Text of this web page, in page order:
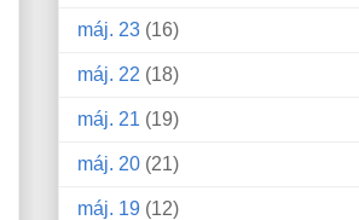
máj. 23 (16)
máj. 22 (18)
máj. 21 (19)
máj. 20 (21)
máj. 19 (12)